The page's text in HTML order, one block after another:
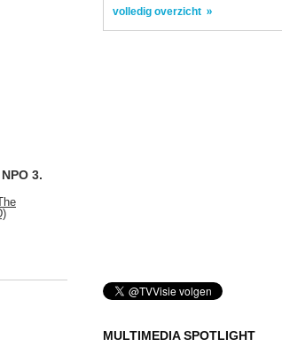
3.
volledig overzicht
MULTIMEDIA SPOTLIGHT